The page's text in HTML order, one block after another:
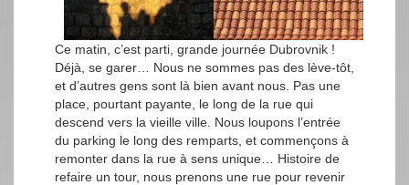
Ce matin, c’est parti, grande journée Dubrovnik !
Déjà, se garer… Nous ne sommes pas des lève-tôt,
et d’autres gens sont là bien avant nous. Pas une
place, pourtant payante, le long de la rue qui
descend vers la vieille ville. Nous loupons l’entrée
du parking le long des remparts, et commençons à
remonter dans la rue à sens unique… Histoire de
refaire un tour, nous prenons une rue pour revenir